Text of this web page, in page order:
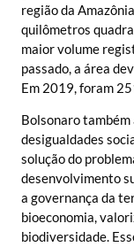
região da
quilômetros
maior volume
passado, a área
Em 2019, foram
Bolsonaro
desigualdades
solução do
desenvolvimento
a governança da
bioeconomia,
biodiversidade.